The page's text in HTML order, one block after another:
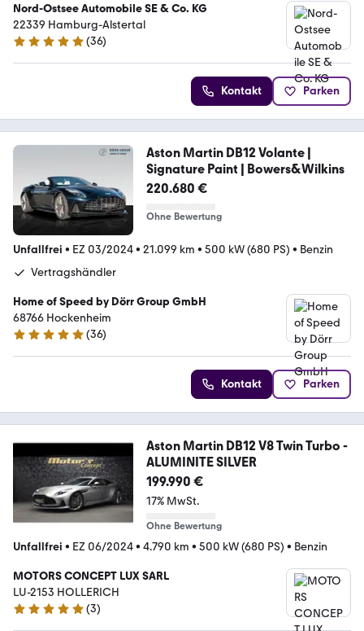
Nord-Ostsee Automobile SE & Co. KG
22339 Hamburg-Alstertal
5 Sterne
(36)
Kontakt Parken
Aston Martin DB12 Volante |
Signature Paint | Bowers&Wilkins
220.680 €
Ohne Bewertung
Unfallfrei • EZ 03/2024• 21.099 km • 500 kW (680 PS) • Benzin
Vertragshändler
Home of Speed by Dörr Group GmbH
68766 Hockenheim
5 Sterne
(36)
Kontakt Parken
Aston Martin DB12 V8 Twin Turbo -
ALUMINITE SILVER
199.990 €
17% MwSt.
Ohne Bewertung
Unfallfrei • EZ 06/2024• 4.790 km • 500 kW (680 PS) • Benzin
MOTORS CONCEPT LUX SARL
LU-2153 HOLLERICH
4.9 Sterne
(3)